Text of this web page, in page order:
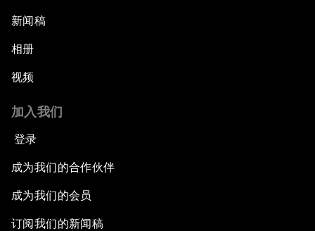
新闻稿
相册
视频
加入我们
登录
成为我们的合作伙伴
成为我们的会员
订阅我们的新闻稿